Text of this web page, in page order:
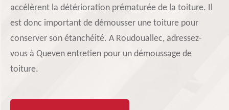
accélèrent la détérioration prématurée de la toiture. Il
est donc important de démousser une toiture pour
conserver son étanchéité. A Roudouallec, adressez-
vous à Queven entretien pour un démoussage de
toiture.